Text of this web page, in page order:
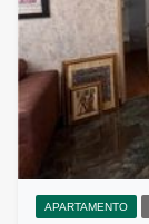
APARTAMENTO